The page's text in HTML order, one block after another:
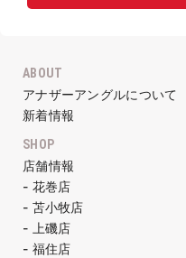
ABOUT
アナザーアングルについて
新着情報
SHOP
店舗情報
- 花巻店
- 苫小牧店
- 上磯店
- 福住店